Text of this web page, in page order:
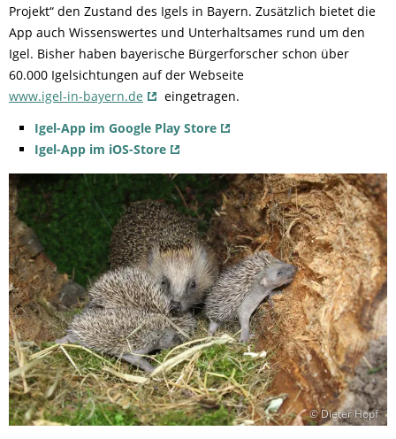
Projekt“ den Zustand des Igels in Bayern. Zusätzlich bietet die
App auch Wissenswertes und Unterhaltsames rund um den
Igel. Bisher haben bayerische Bürgerforscher schon über
60.000 Igelsichtungen auf der Webseite
www.igel-in-bayern.de
eingetragen.
Igel-App im Google Play Store
Igel-App im iOS-Store
© Dieter Hopf